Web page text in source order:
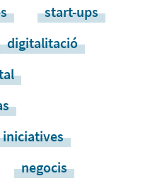
start-ups
digitalitació
iniciatives
negocis